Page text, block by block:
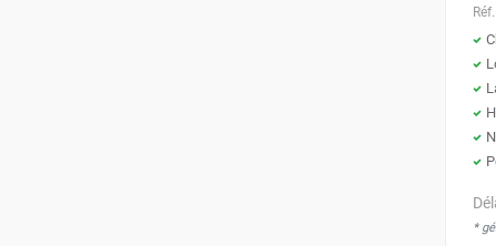
*